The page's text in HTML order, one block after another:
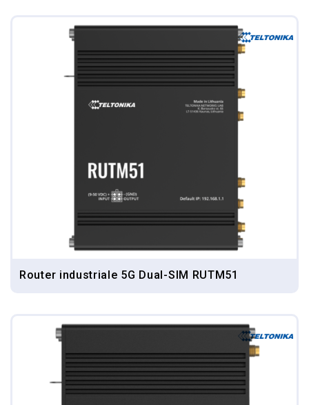
Router industriale 5G Dual-SIM RUTM51